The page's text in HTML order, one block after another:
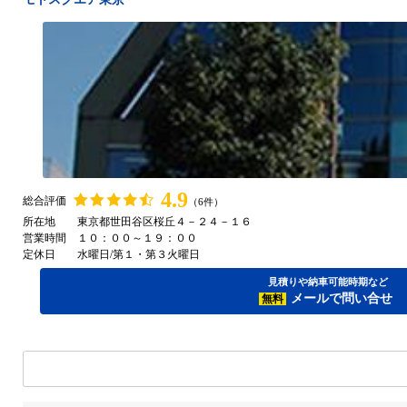
総合評価 4.9 （6件）
所在地
東京都世田谷区桜丘４－２４－１６
営業時間
１０：００～１９：００
定休日
水曜日/第１・第３火曜日
見積りや納車可能時期など
無料 メールで問い合せ
選択中のエリア 全国